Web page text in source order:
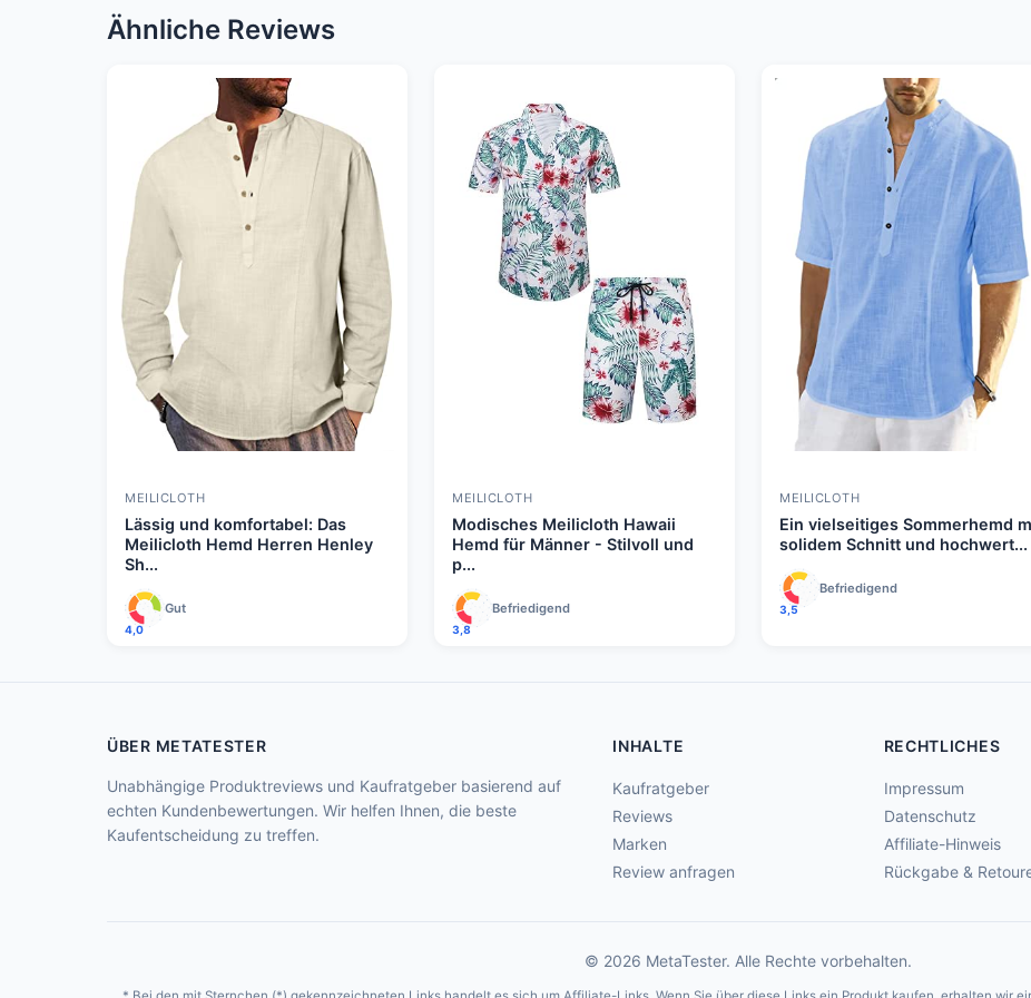
Ähnliche Reviews
MEILICLOTH
Lässig und komfortabel: Das
Meilicloth Hemd Herren Henley
Sh...
4,0
Gut
MEILICLOTH
Modisches Meilicloth Hawaii
Hemd für Männer - Stilvoll und
p...
3,8
Befriedigend
MEILICLOTH
Ein vielseitiges Sommerhemd
solidem Schnitt und hochwert...
3,5
Befriedigend
ÜBER METATESTER
Unabhängige Produktreviews und Kaufratgeber basierend auf
echten Kundenbewertungen. Wir helfen Ihnen, die beste
Kaufentscheidung zu treffen.
INHALTE
Kaufratgeber
Reviews
Marken
Review anfragen
RECHTLICHES
Impressum
Datenschutz
Affiliate-Hinweis
Rückgabe &
© 2026 MetaTester. Alle Rechte vorbehalten.